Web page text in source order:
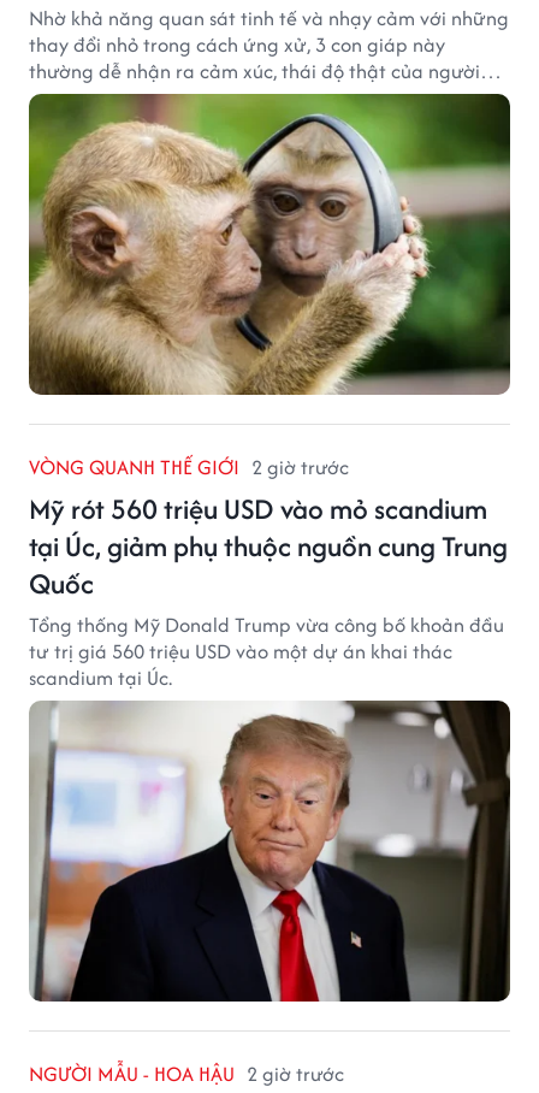
Nhờ khả năng quan sát tinh tế và nhạy cảm với những
thay đổi nhỏ trong cách ứng xử, 3 con giáp này
thường dễ nhận ra cảm xúc, thái độ thật của người
đối diện.
VÒNG QUANH THẾ GIỚI 2 giờ trước
Mỹ rót 560 triệu USD vào mỏ scandium
tại Úc, giảm phụ thuộc nguồn cung Trung
Quốc
Tổng thống Mỹ Donald Trump vừa công bố khoản đầu
tư trị giá 560 triệu USD vào một dự án khai thác
scandium tại Úc.
NGƯỜI MẪU - HOA HẬU 2 giờ trước